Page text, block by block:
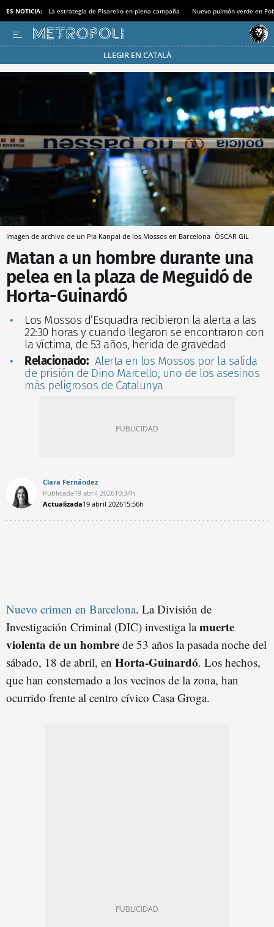
ES NOTICIA: La estrategia de Pisarello en plena campaña Nuevo pulmón verde en
LLEGIR EN CATALÀ
Pásate al MODO AHORRO
Imagen de archivo de un Pla Kanpai de los Mossos en Barcelona ÒSCAR GIL
Matan a un hombre durante una
pelea en la plaza de Meguidó de
Horta-Guinardó
Los Mossos d’Esquadra recibieron la alerta a las
22:30 horas y cuando llegaron se encontraron con
la víctima, de 53 años, herida de gravedad
Relacionado: Alerta en los Mossos por la salida
de prisión de Dino Marcello, uno de los asesinos
más peligrosos de Catalunya
Clara Fernández
Publicada19 abril 202610:34h
Actualizada19 abril 202615:56h
Nuevo crimen en Barcelona. La División de
Investigación Criminal (DIC) investiga lamuerte
violenta de un hombre de 53 años la pasada noche del
sábado, 18 de abril, en Horta-Guinardó. Los hechos,
que han consternado a los vecinos de la zona, han
ocurrido frente al centro cívico Casa Groga.